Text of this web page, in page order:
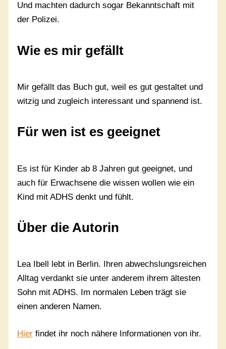
Und machten dadurch sogar Bekanntschaft mit
der Polizei.
Wie es mir gefällt
Mir gefällt das Buch gut, weil es gut gestaltet und
witzig und zugleich interessant und spannend ist.
Für wen ist es geeignet
Es ist für Kinder ab 8 Jahren gut geeignet, und
auch für Erwachsene die wissen wollen wie ein
Kind mit ADHS denkt und fühlt.
Über die Autorin
Lea Ibell lebt in Berlin. Ihren abwechslungsreichen
Alltag verdankt sie unter anderem ihrem ältesten
Sohn mit ADHS. Im normalen Leben trägt sie
einen anderen Namen.
Hier findet ihr noch nähere Informationen von ihr.